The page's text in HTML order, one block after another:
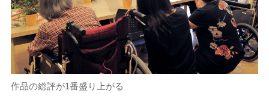
作品の総評が1番盛り上がる